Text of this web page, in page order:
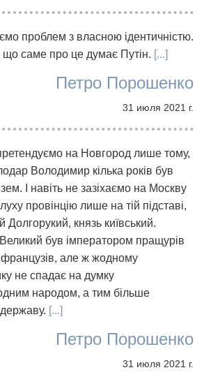
проблем з власною ідентичністю.
що саме про це думає Путін. [...]
Петро Порошенко
31 июля 2021 г.
на Новгород лише тому,
Володимир кілька років був
І навіть не зазіхаємо на Москву
провінцію лише на тій підставі,
Долгорукий, князь київський.
був імператором пращурів
французів, але ж жодному
не спадає на думку
народом, а тим більше
[...]
Петро Порошенко
31 июля 2021 г.